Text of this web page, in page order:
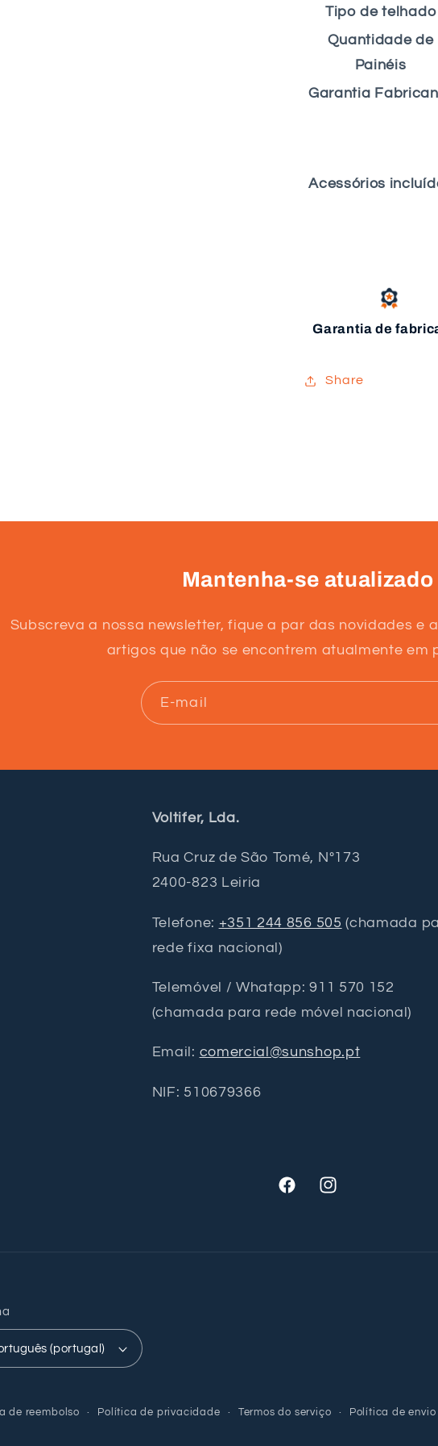
Tipo de telhado
Quantidade de
Painéis
Garantia
Acessórios
Garantia de
Share
Mantenha-se atualizado
Subscreva a nossa newsletter, fique a par das novidades e
artigos que não se encontrem atualmente em
E-mail
Voltifer, Lda.
Rua Cruz de São Tomé, Nº173
2400-823 Leiria
Telefone: +351 244 856 505 (chamada
rede fixa nacional)
Telemóvel / Whatapp: 911 570 152
(chamada para rede móvel nacional)
Email: comercial@sunshop.pt
NIF: 510679366
FacebookInstagram
(portugal)
de reembolso Política de privacidade Termos do serviço Política de envio